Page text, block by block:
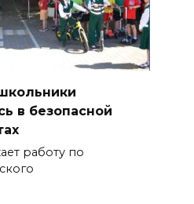
в безопасной
работу по